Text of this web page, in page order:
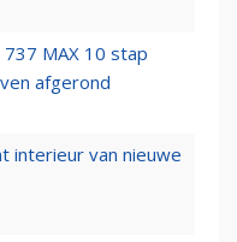
MAX 10 stap
afgerond
interieur van nieuwe